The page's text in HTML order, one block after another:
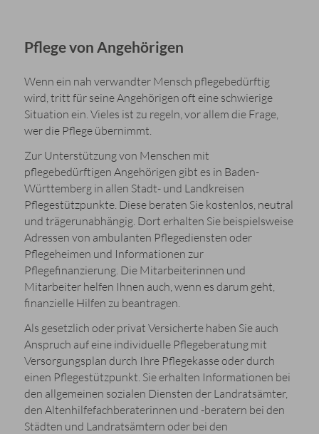
Pflege von Angehörigen
Wenn ein nah verwandter Mensch pflegebedürftig
wird, tritt für seine Angehörigen oft eine schwierige
Situation ein. Vieles ist zu regeln, vor allem die Frage,
wer die Pflege übernimmt.
Zur Unterstützung von Menschen mit
pflegebedürftigen Angehörigen gibt es in Baden-
Württemberg in allen Stadt- und Landkreisen
Pflegestützpunkte. Diese beraten Sie kostenlos, neutral
und trägerunabhängig. Dort erhalten Sie beispielsweise
Adressen von ambulanten Pflegediensten oder
Pflegeheimen und Informationen zur
Pflegefinanzierung. Die Mitarbeiterinnen und
Mitarbeiter helfen Ihnen auch, wenn es darum geht,
finanzielle Hilfen zu beantragen.
Als gesetzlich oder privat Versicherte haben Sie auch
Anspruch auf eine individuelle Pflegeberatung mit
Versorgungsplan durch Ihre Pflegekasse oder durch
einen Pflegestützpunkt. Sie erhalten Informationen bei
den allgemeinen sozialen Diensten der Landratsämter,
den Altenhilfefachberaterinnen und -beratern bei den
Städten und Landratsämtern oder bei den